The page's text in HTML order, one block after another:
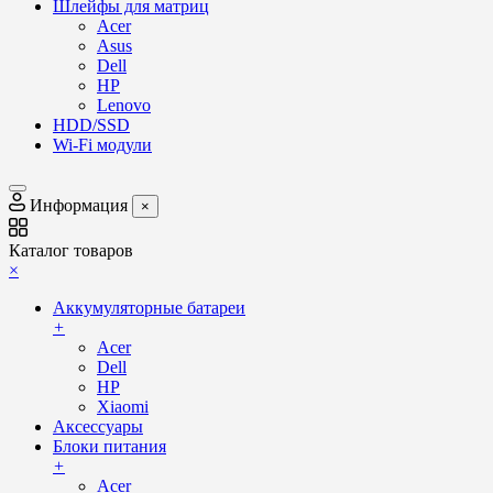
Шлейфы для матриц
Acer
Asus
Dell
HP
Lenovo
HDD/SSD
Wi-Fi модули
Информация ×
Каталог товаров
×
Аккумуляторные батареи
+
Acer
Dell
HP
Xiaomi
Аксессуары
Блоки питания
+
Acer